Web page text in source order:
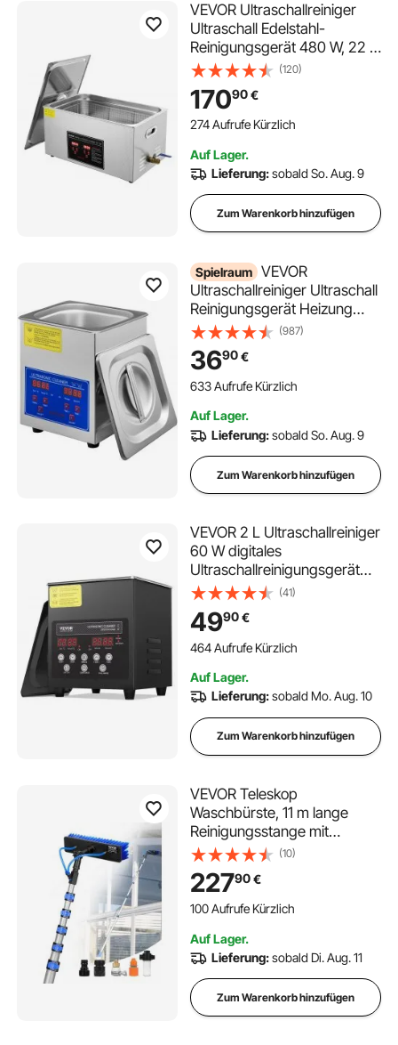
VEVOR Ultraschallreiniger
Ultraschall Edelstahl-
Reinigungsgerät 480 W, 22 L
Ultraschallreinigungsgerät
mit Digitaler Anzeige 0-30
Min, Reinigung Ultraschall für
Schmuck, Brillen, Uhren usw.
(120)
17090€
274 Aufrufe Kürzlich
Auf Lager.
Lieferung:sobald So. Aug. 9
Zum Warenkorb hinzufügen
Spielraum VEVOR
Ultraschallreiniger Ultraschall
Reinigungsgerät Heizung
Timer 60W
(987)
3690€
633 Aufrufe Kürzlich
Auf Lager.
Lieferung:sobald So. Aug. 9
Zum Warenkorb hinzufügen
VEVOR 2 L Ultraschallreiniger
60 W digitales
Ultraschallreinigungsgerät
mit Schonmodus &
verbesserter Entgasung, 40
kHz industrieller
Schmuckreiniger mit Heizung
Schwarz
(41)
4990€
464 Aufrufe Kürzlich
Auf Lager.
Lieferung:sobald Mo. Aug. 10
Zum Warenkorb hinzufügen
VEVOR Teleskop
Waschbürste, 11 m lange
Reinigungsstange mit
ausziehbarem Griff, 180°
drehbarem Bürstenkopf & 20
m Schlauch,
Fensterreinigungswerkzeug
Caravan-Solarpaneldecks
(10)
22790€
100 Aufrufe Kürzlich
Auf Lager.
Lieferung:sobald Di. Aug. 11
Zum Warenkorb hinzufügen